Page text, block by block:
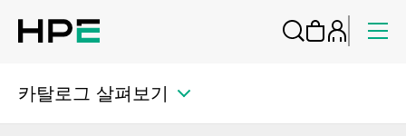
카탈로그 살펴보기